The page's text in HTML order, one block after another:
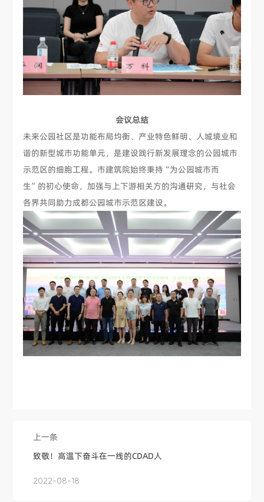
会议总结
未来公园社区是功能布局均衡、产业特色鲜明、人城境业和
谐的新型城市功能单元，是建设践行新发展理念的公园城市
示范区的细胞工程。市建筑院始终秉持“为公园城市而
生”的初心使命，加强与上下游相关方的沟通研究，与社会
各界共同助力成都公园城市示范区建设。
上一条
致敬！高温下奋斗在一线的CDAD人
2022-08-18